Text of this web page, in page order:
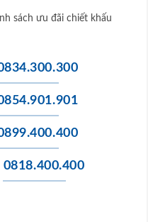
sách ưu đãi chiết khấu
0818.400.400